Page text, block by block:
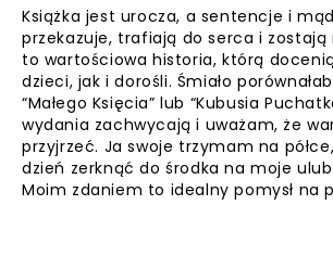
Książka jest urocza, a sentencje i
przekazuje, trafiają do serca i zostają
to wartościowa historia, którą
dzieci, jak i dorośli. Śmiało
“Małego Księcia” lub “Kubusia
wydania zachwycają i uważam, że
przyjrzeć. Ja swoje trzymam na
dzień zerknąć do środka na moje
Moim zdaniem to idealny pomysł na